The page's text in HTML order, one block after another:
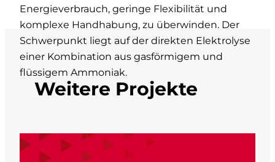
Energieverbrauch, geringe Flexibilität und
komplexe Handhabung, zu überwinden. Der
Schwerpunkt liegt auf der direkten Elektrolyse
einer Kombination aus gasförmigem und
flüssigem Ammoniak.
Weitere Projekte